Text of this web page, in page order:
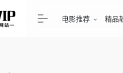
电影推荐 精品